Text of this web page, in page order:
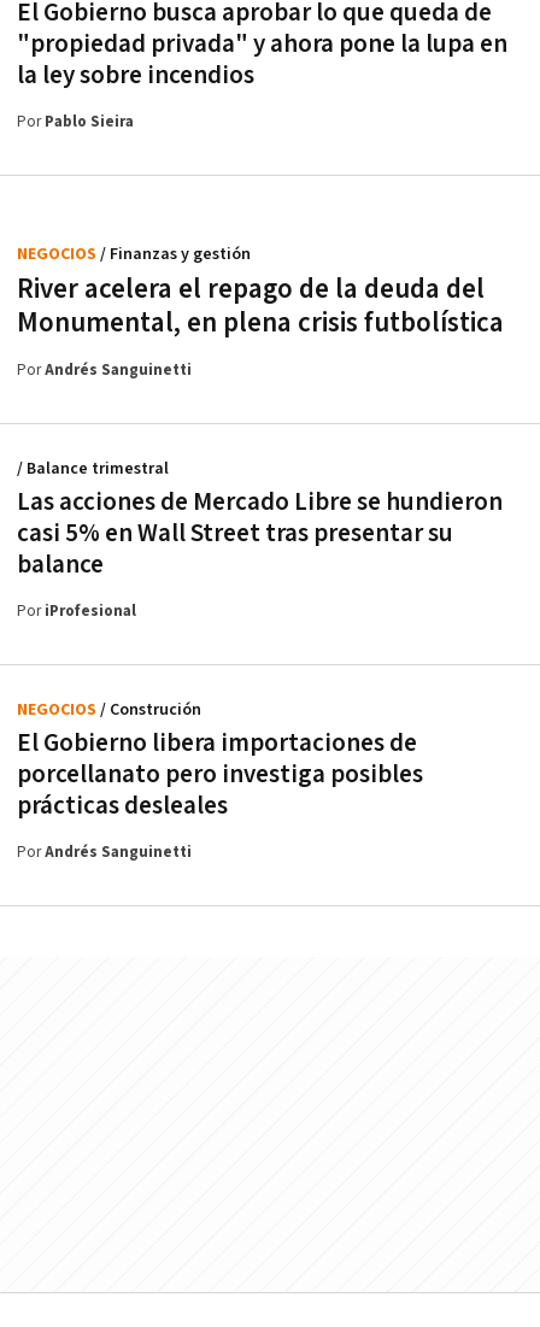
El Gobierno busca aprobar lo que queda de
"propiedad privada" y ahora pone la lupa en
la ley sobre incendios
PorPablo Sieira
River acelera el repago de la deuda del
Monumental, en plena crisis futbolística
NEGOCIOS / Finanzas y gestión
PorAndrés Sanguinetti
Las acciones de Mercado Libre se hundieron
casi 5% en Wall Street tras presentar su
balance
/ Balance trimestral
PoriProfesional
El Gobierno libera importaciones de
porcellanato pero investiga posibles
prácticas desleales
NEGOCIOS / Construción
PorAndrés Sanguinetti